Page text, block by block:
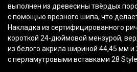
выполнен из древесины твёрдых
с помощью врезного шипа, что
Накладка из сертифицированного
короткой 24-дюймовой мензурой,
из белого акрила шириной 44,45 мм и
с перламутровыми вставками 28